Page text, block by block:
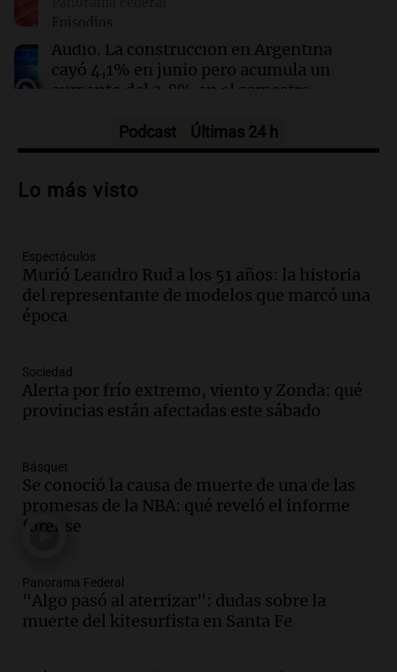
opera en la Triple Frontera
Episodios
Audio. La construcción en Argentina
cayó 4,1% en junio pero acumula un
aumento del 2,8% en el semestre
Audio.La inflación en Buenos Aires se
datos preliminares
Audio.
Facundo Moyano para levantar
perimetral sobre Candela Arizaga
Panorama Federal
Audio.
acelera al 2,9% en julio y anticipa datos
oficiales
Audio.San Miguel de Tucumán: 433
luminarias públicas destruidas en 14
meses por vandalismo y robos
Panorama Federal
vandalismo destruye 433 luminarias
públicas en 14 meses y afecta la
seguridad
Podcast Últimas 24 h
Lo más visto
Espectáculos
Murió Leandro Rud a los 51 años: la historia
del representante de modelos que marcó una
época
Sociedad
Alerta por frío extremo, viento y Zonda: qué
provincias están afectadas este sábado
Básquet
Se conoció la causa de muerte de una de las
promesas de la NBA: qué reveló el informe
forense
Panorama Federal
"Algo pasó al aterrizar": dudas sobre la
muerte del kitesurfista en Santa Fe